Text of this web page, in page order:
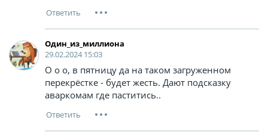
Один_из_миллиона
29.02.2024 15:03
О о о, в пятницу да на таком загруженном
перекрёстке - будет жесть. Дают подсказку
аваркомам где паститись..